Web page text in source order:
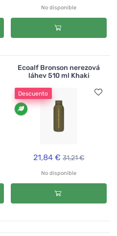
No disponible
Ecoalf Bronson nerezová
láhev 510 ml Khaki
Descuento
21,84 € 31,21 €
No disponible